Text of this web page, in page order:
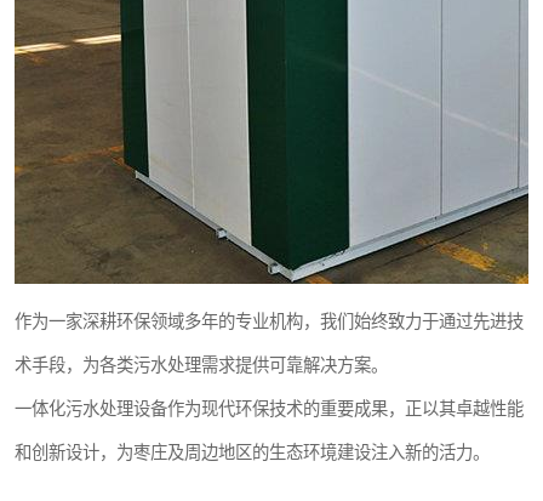
作为一家深耕环保领域多年的专业机构，我们始终致力于通过先进技
术手段，为各类污水处理需求提供可靠解决方案。
一体化污水处理设备作为现代环保技术的重要成果，正以其卓越性能
和创新设计，为枣庄及周边地区的生态环境建设注入新的活力。
餐具消毒污水处理设备
纺织印染污水处理设备
塑料编织袋一体化污水处理设备
整形医院污水处理设备
酿酒厂一体化污水处理设备
酒店污水处理设备
复合二氧化氯发生器污水处理设备